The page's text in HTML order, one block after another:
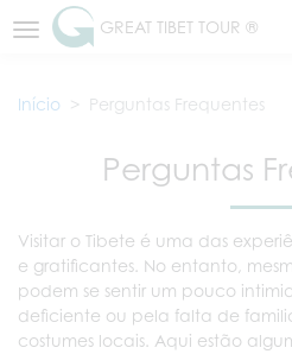
GREAT TIBET TOUR ®
Início Perguntas Frequentes
Perguntas
Visitar o Tibete é uma das
e gratificantes. No entanto,
podem se sentir um pouco
deficiente ou pela falta de
costumes locais. Aqui estão